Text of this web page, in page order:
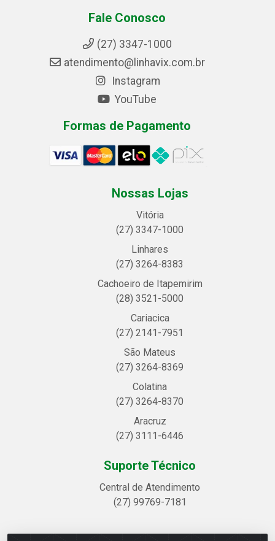
Fale Conosco
(27) 3347-1000
atendimento@linhavix.com.br
Instagram
YouTube
Formas de Pagamento
Nossas Lojas
Vitória
(27) 3347-1000
Linhares
(27) 3264-8383
Cachoeiro de Itapemirim
(28) 3521-5000
Cariacica
(27) 2141-7951
São Mateus
(27) 3264-8369
Colatina
(27) 3264-8370
Aracruz
(27) 3111-6446
Suporte Técnico
Central de Atendimento
(27) 99769-7181